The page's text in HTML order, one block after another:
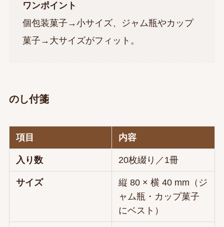
ワンポイント
個包装菓子→小サイズ、ジャム瓶やカップ
菓子→大サイズがフィット。
のし付箋
項目 内容
入り数 20枚綴り／1冊
サイズ
縦 80 × 横 40 mm（ジ
ャム瓶・カップ菓子
にベスト）